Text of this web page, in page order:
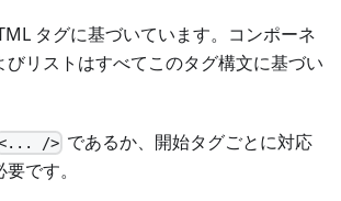
タグに基づいています。コンポーネ
びリストはすべてこのタグ構文に基づい
/> であるか、開始タグごとに対応
です。